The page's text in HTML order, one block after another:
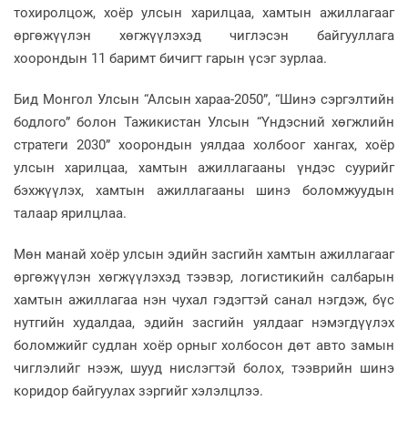
тохиролцож, хоёр улсын харилцаа, хамтын ажиллагааг
өргөжүүлэн хөгжүүлэхэд чиглэсэн байгууллага
хоорондын 11 баримт бичигт гарын үсэг зурлаа.
Бид Монгол Улсын “Алсын хараа-2050”, “Шинэ сэргэлтийн
бодлого” болон Тажикистан Улсын “Үндэсний хөгжлийн
стратеги 2030” хоорондын уялдаа холбоог хангах, хоёр
улсын харилцаа, хамтын ажиллагааны үндэс суурийг
бэхжүүлэх, хамтын ажиллагааны шинэ боломжуудын
талаар ярилцлаа.
Мөн манай хоёр улсын эдийн засгийн хамтын ажиллагааг
өргөжүүлэн хөгжүүлэхэд тээвэр, логистикийн салбарын
хамтын ажиллагаа нэн чухал гэдэгтэй санал нэгдэж, бүс
нутгийн худалдаа, эдийн засгийн уялдааг нэмэгдүүлэх
боломжийг судлан хоёр орныг холбосон дөт авто замын
чиглэлийг нээж, шууд нислэгтэй болох, тээврийн шинэ
коридор байгуулах зэргийг хэлэлцлээ.